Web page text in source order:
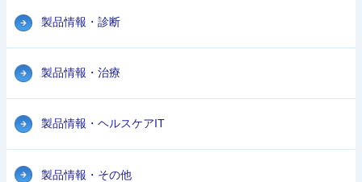
製品情報・診断
製品情報・治療
製品情報・ヘルスケアIT
製品情報・その他